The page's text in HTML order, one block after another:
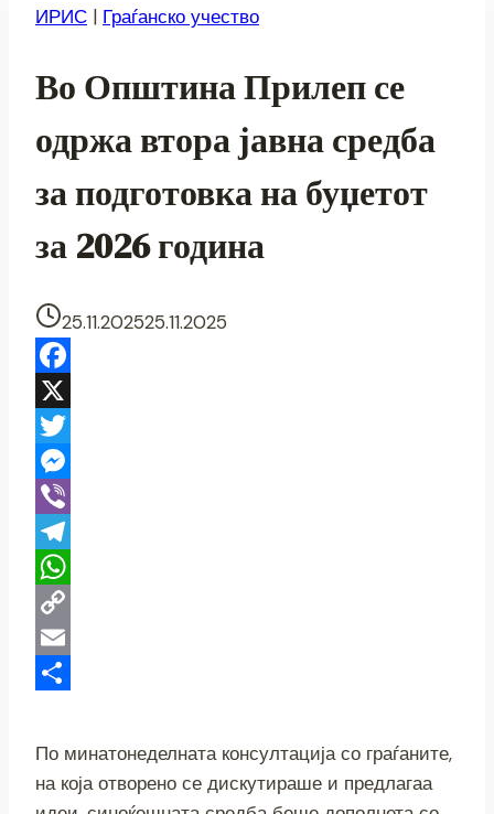
ИРИС | Граѓанско учество
Во Општина Прилеп се
одржа втора јавна средба
за подготовка на буџетот
за 2026 година
25.11.202525.11.2025
Facebook
X
Twitter
Messenger
Viber
Telegram
WhatsApp
Copy
Link
Email
По минатонеделната консултација со граѓаните,
на која отворено се дискутираше и предлагаа